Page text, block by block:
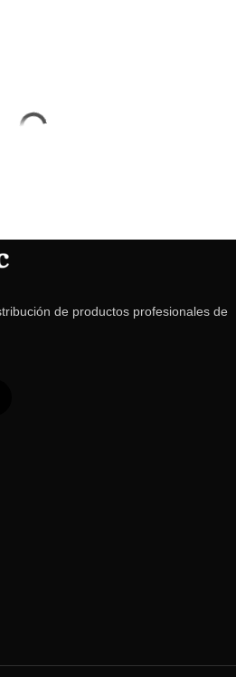
de productos profesionales de